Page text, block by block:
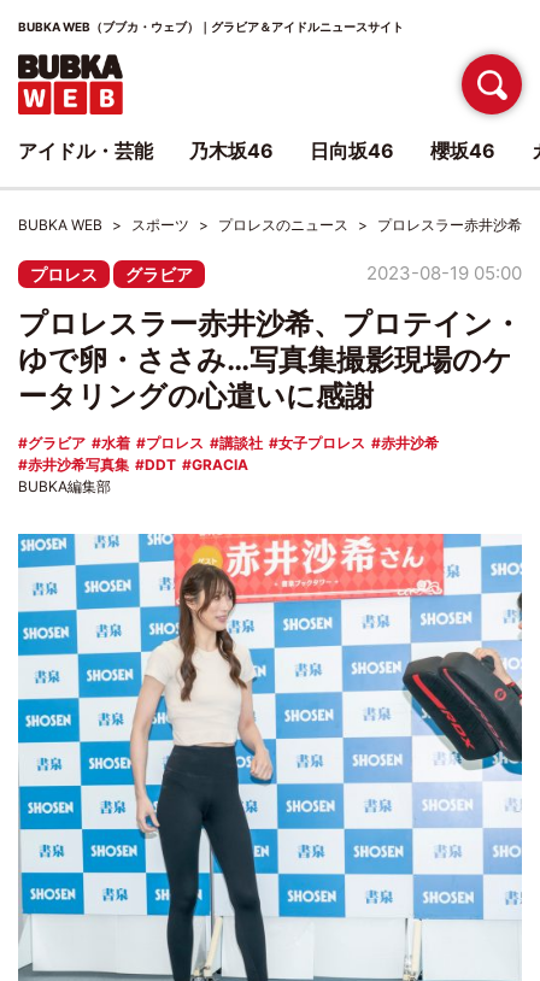
BUBKA WEB（ブブカ・ウェブ）｜グラビア＆アイドルニュースサイト
BUBKA WEB スポーツ プロレスのニュース プロレスラー赤井沙希
プロレス グラビア 2023-08-19 05:00
プロレスラー赤井沙希、プロテイン・
ゆで卵・ささみ…写真集撮影現場のケ
ータリングの心遣いに感謝
グラビア 水着 プロレス 講談社 女子プロレス
赤井沙希
赤井沙希写真集
DDT
GRACIA
BUBKA編集部
アイドル・芸能 乃木坂46 日向坂46 櫻坂46